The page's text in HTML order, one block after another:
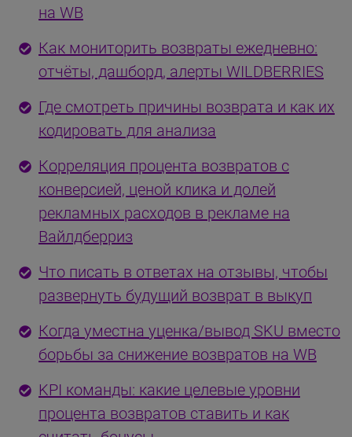
на WB
Как мониторить возвраты ежедневно:
отчёты, дашборд, алерты WILDBERRIES
Где смотреть причины возврата и как их
кодировать для анализа
Корреляция процента возвратов с
конверсией, ценой клика и долей
рекламных расходов в рекламе на
Вайлдберриз
Что писать в ответах на отзывы, чтобы
развернуть будущий возврат в выкуп
Когда уместна уценка/вывод SKU вместо
борьбы за снижение возвратов на WB
KPI команды: какие целевые уровни
процента возвратов ставить и как